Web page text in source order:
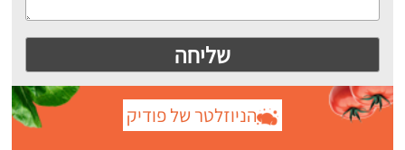
הניוזלטר של פודיק